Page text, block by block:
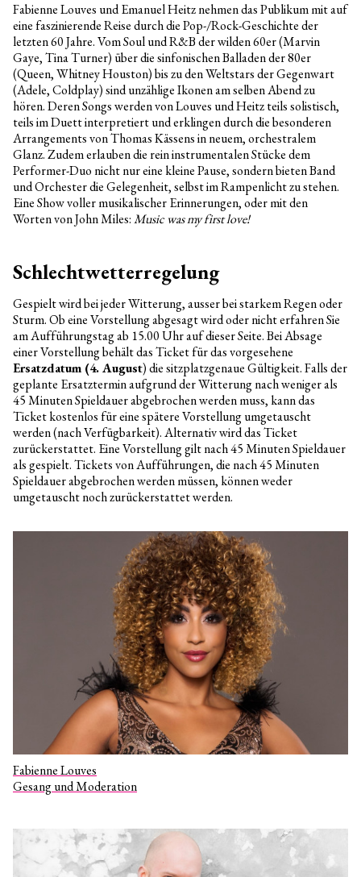
Fabienne Louves und Emanuel Heitz nehmen das Publikum mit auf
eine faszinierende Reise durch die Pop-/Rock-Geschichte der
letzten 60 Jahre. Vom Soul und R&B der wilden 60er (Marvin
Gaye, Tina Turner) über die sinfonischen Balladen der 80er
(Queen, Whitney Houston) bis zu den Weltstars der Gegenwart
(Adele, Coldplay) sind unzählige Ikonen am selben Abend zu
hören. Deren Songs werden von Louves und Heitz teils solistisch,
teils im Duett interpretiert und erklingen durch die besonderen
Arrangements von Thomas Kässens in neuem, orchestralem
Glanz. Zudem erlauben die rein instrumentalen Stücke dem
Performer-Duo nicht nur eine kleine Pause, sondern bieten Band
und Orchester die Gelegenheit, selbst im Rampenlicht zu stehen.
Eine Show voller musikalischer Erinnerungen, oder mit den
Worten von John Miles:Music was my first love!
Schlechtwetterregelung
Gespielt wird bei jeder Witterung, ausser bei starkem Regen oder
Sturm. Ob eine Vorstellung abgesagt wird oder nicht erfahren Sie
am Aufführungstag ab 15.00 Uhr auf dieser Seite. Bei Absage
einer Vorstellung behält das Ticket für das vorgesehene
Ersatzdatum (4. August) die sitzplatzgenaue Gültigkeit. Falls der
geplante Ersatztermin aufgrund der Witterung nach weniger als
45 Minuten Spieldauer abgebrochen werden muss, kann das
Ticket kostenlos für eine spätere Vorstellung umgetauscht
werden (nach Verfügbarkeit). Alternativ wird das Ticket
zurückerstattet. Eine Vorstellung gilt nach 45 Minuten Spieldauer
als gespielt. Tickets von Aufführungen, die nach 45 Minuten
Spieldauer abgebrochen werden müssen, können weder
umgetauscht noch zurückerstattet werden.
Fabienne Louves
Gesang und Moderation